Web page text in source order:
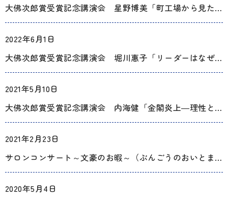
大佛次郎賞受賞記念講演会 星野博美「町工場から見た戦争の日常」
2022年6月1日
大佛次郎賞受賞記念講演会 堀川惠子「リーダーはなぜ罷免されたのか～ 浜っ子中将”田尻昌次の足跡」
2021年5月10日
大佛次郎賞受賞記念講演会 内海健「金閣炎上―理性と狂気の出会い」
2021年2月23日
サロンコンサート～文豪のお暇～（ぶんごうのおいとま）
2020年5月4日